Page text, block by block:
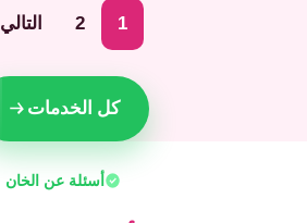
1
2 التالي
كل الخدمات
أسئلة عن الخان